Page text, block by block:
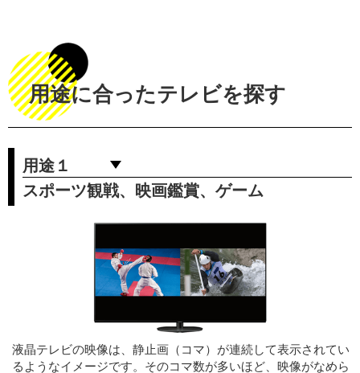
用途に合ったテレビを探す
用途１
スポーツ観戦、映画鑑賞、ゲーム
液晶テレビの映像は、静止画（コマ）が連続して表示されてい
るようなイメージです。そのコマ数が多いほど、映像がなめら